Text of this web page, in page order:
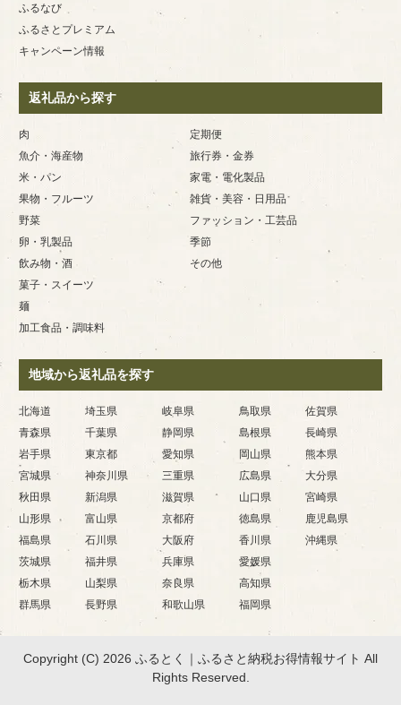
ふるなび
ふるさとプレミアム
キャンペーン情報
返礼品から探す
肉
魚介・海産物
米・パン
果物・フルーツ
野菜
卵・乳製品
飲み物・酒
菓子・スイーツ
麺
加工食品・調味料
定期便
旅行券・金券
家電・電化製品
雑貨・美容・日用品
ファッション・工芸品
季節
その他
地域から返礼品を探す
北海道
青森県
岩手県
宮城県
秋田県
山形県
福島県
茨城県
栃木県
群馬県
埼玉県
千葉県
東京都
神奈川県
新潟県
富山県
石川県
福井県
山梨県
長野県
岐阜県
静岡県
愛知県
三重県
滋賀県
京都府
大阪府
兵庫県
奈良県
和歌山県
鳥取県
島根県
岡山県
広島県
山口県
徳島県
香川県
愛媛県
高知県
福岡県
佐賀県
長崎県
熊本県
大分県
宮崎県
鹿児島県
沖縄県
Copyright (C) 2026 ふるとく｜ふるさと納税お得情報サイト All
Rights Reserved.